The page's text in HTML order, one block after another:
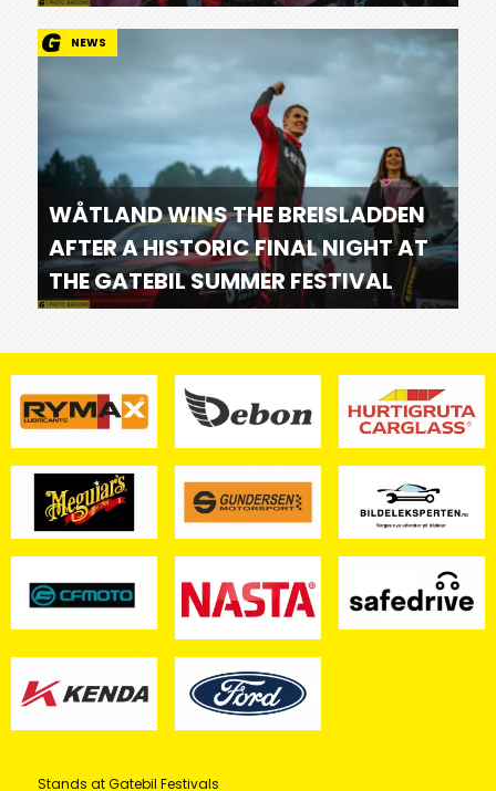
NEWS
WÅTLAND WINS THE BREISLADDEN
AFTER A HISTORIC FINAL NIGHT AT
THE GATEBIL SUMMER FESTIVAL
Stands at Gatebil Festivals